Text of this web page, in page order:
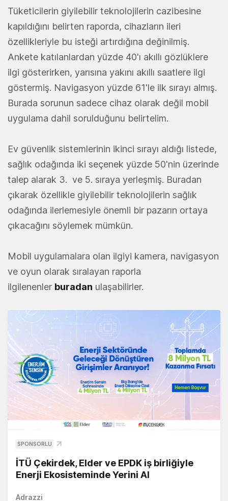
Tüketicilerin giyilebilir teknolojilerin cazibesine
kapıldığını belirten raporda, cihazların ileri
özellikleriyle bu isteği artırdığına değinilmiş.
Ankete katılanlardan yüzde 40'ı akıllı gözlüklere
ilgi gösterirken, yarısına yakını akıllı saatlere ilgi
göstermiş. Navigasyon yüzde 61'le ilk sırayı almış.
Burada sorunun sadece cihaz olarak değil mobil
uygulama dahil sorulduğunu belirtelim.
Ev güvenlik sistemlerinin ikinci sırayı aldığı listede,
sağlık odağında iki seçenek yüzde 50'nin üzerinde
talep alarak 3. ve 5. sıraya yerleşmiş. Buradan
çıkarak özellikle giyilebilir teknolojilerin sağlık
odağında ilerlemesiyle önemli bir pazarın ortaya
çıkacağını söylemek mümkün.
Mobil uygulamalara olan ilgiyi kamera, navigasyon
ve oyun olarak sıralayan raporla
ilgilenenler buradan ulaşabilirler.
SPONSORLU
İTÜ Çekirdek, Elder ve EPDK iş birliğiyle
Enerji Ekosisteminde Yerini Al
Adrazzi